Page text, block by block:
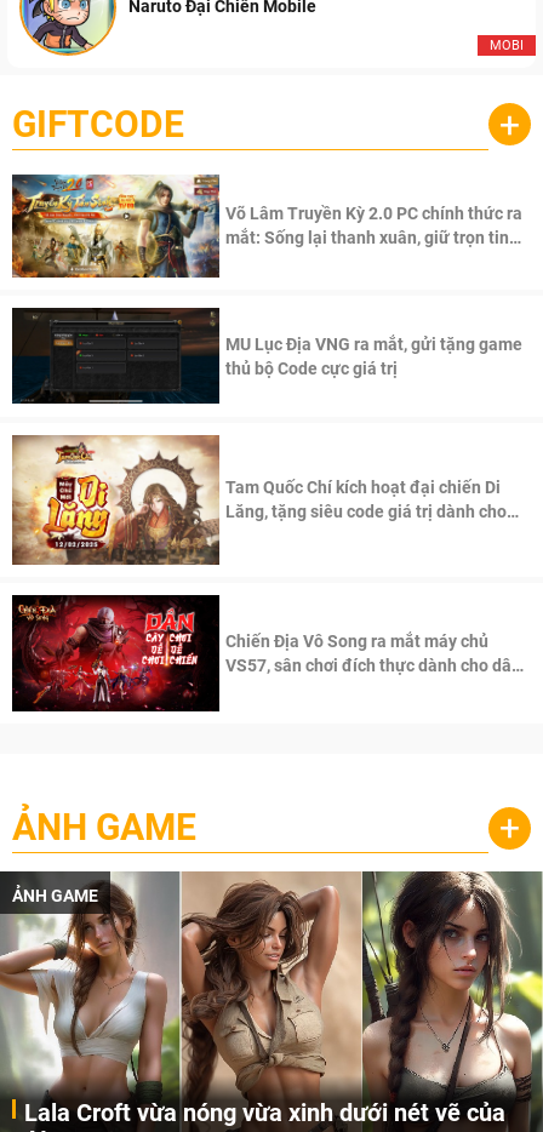
MOBI
Naruto Đại Chiến Mobile
GIFTCODE +
Võ Lâm Truyền Kỳ 2.0 PC chính thức ra
mắt: Sống lại thanh xuân, giữ trọn tinh
MU Lục Địa VNG ra mắt, gửi tặng game
thủ bộ Code cực giá trị
Tam Quốc Chí kích hoạt đại chiến Di
Lăng, tặng siêu code giá trị dành cho
Chiến Địa Vô Song ra mắt máy chủ
VS57, sân chơi đích thực dành cho dân
ẢNH GAME +
ẢNH GAME
Lala Croft vừa nóng vừa xinh dưới nét vẽ của